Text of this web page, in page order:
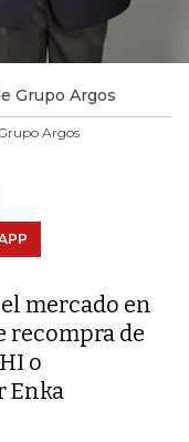
Grupo Argos
Argos
mercado en
recompra de
o
Enka